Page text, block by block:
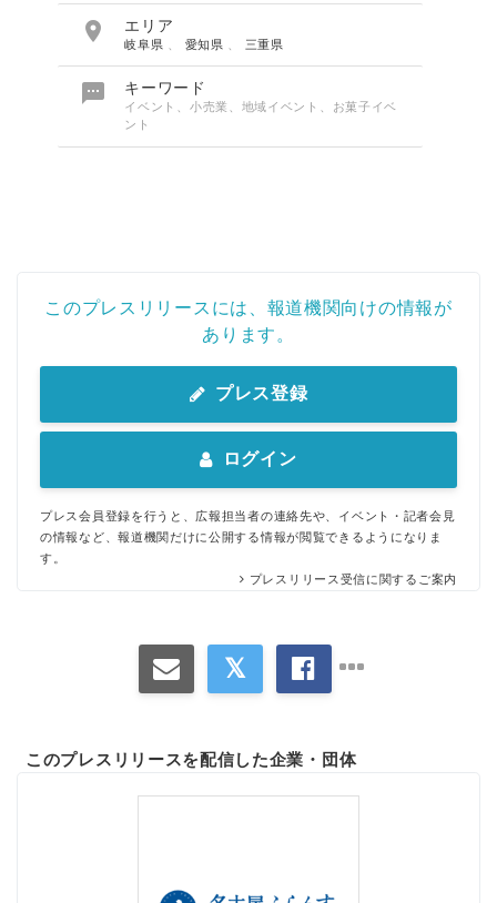
 エリア
岐阜県 愛知県 三重県
 キーワード
イベント、小売業、地域イベント、お菓子イベ
ント
このプレスリリースには、報道機関向けの情報が
あります。
プレス登録
ログイン
プレス会員登録を行うと、広報担当者の連絡先や、イベント・記者会見
の情報など、報道機関だけに公開する情報が閲覧できるようになりま
す。
プレスリリース受信に関するご案内
このプレスリリースを配信した企業・団体